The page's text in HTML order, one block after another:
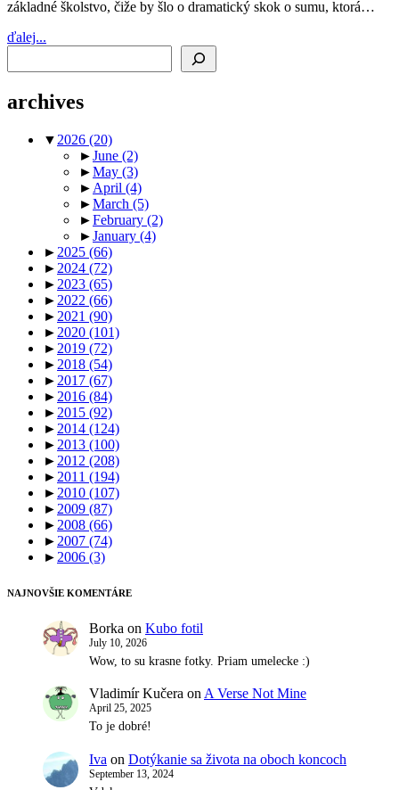
základné školstvo, čiže by šlo o dramatický skok o sumu, ktorá…
ďalej...
archives
▼ 2026 (20)
►June (2)
►May (3)
► April (4)
►March (5)
►February (2)
►January (4)
► 2025 (66)
► 2024 (72)
► 2023 (65)
► 2022 (66)
► 2021 (90)
► 2020 (101)
► 2019 (72)
► 2018 (54)
► 2017 (67)
► 2016 (84)
► 2015 (92)
► 2014 (124)
► 2013 (100)
► 2012 (208)
► 2011 (194)
► 2010 (107)
► 2009 (87)
► 2008 (66)
► 2007 (74)
► 2006 (3)
NAJNOVŠIE KOMENTÁRE
Borka on Kubo fotil
July 10, 2026
Wow, to su krasne fotky. Priam umelecke :)
Vladimír Kučera on A Verse Not Mine
April 25, 2025
To je dobré!
Iva on Dotýkanie sa života na oboch koncoch
September 13, 2024